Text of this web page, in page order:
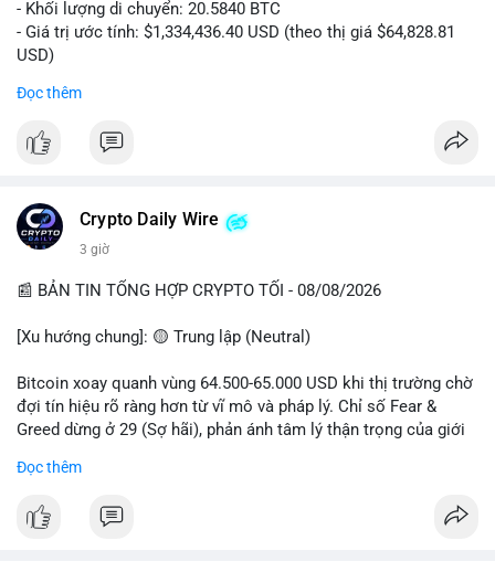
- Khối lượng di chuyển: 20.5840 BTC
- Giá trị ước tính: $1,334,436.40 USD (theo thị giá $64,828.81
USD)
USD được thực hiện vào phiên Á, thời điểm thanh khoản
phân bổ tài sản giữa các ví nóng, hoặc chuẩn bị thanh khoản
cho các lệnh OTC. Dòng tiền không đổ thẳng lên sàn tập trung,
thể dao động nhẹ do theo dõi sát biến động ví lớn.
Lời khuyên: Nhà đầu tư nhỏ lẻ không nên hành động theo cảm
tiếp theo trong 24 giờ để xác nhận xu hướng. Giữ tỷ trọng tiền
mặt hợp lý, tránh đòn bẩy cao trong vùng giá hiện tại.
#theodoivilon
Đọc thêm
Crypto Daily Wire
3 giờ
📰 BẢN TIN TỔNG HỢP CRYPTO TỐI - 08/08/2026
[Xu hướng chung]: 🟡 Trung lập (Neutral)
Bitcoin xoay quanh vùng 64.500-65.000 USD khi thị trường chờ
đợi tín hiệu rõ ràng hơn từ vĩ mô và pháp lý. Chỉ số Fear &
Greed dừng ở 29 (Sợ hãi), phản ánh tâm lý thận trọng của giới
dữ liệu nonfarm payrolls Mỹ thấp hơn dự báo, làm giảm khả
Đọc thêm